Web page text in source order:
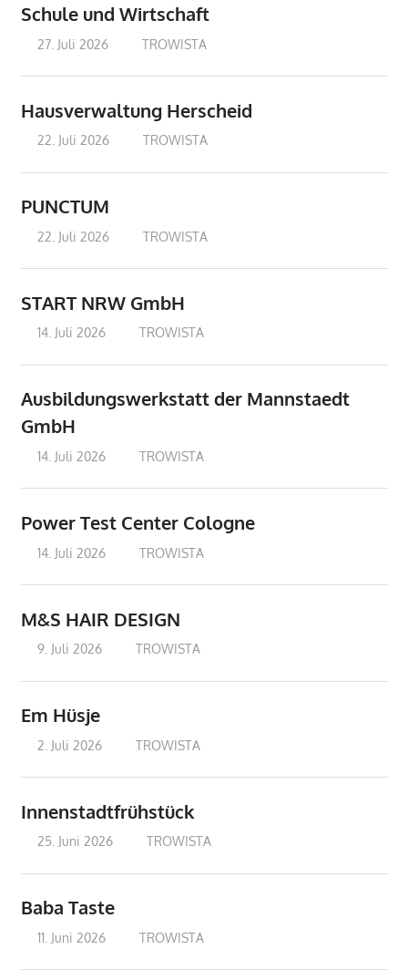
Schule und Wirtschaft
27. Juli 2026 treffpunkt
TROWISTA
Hausverwaltung Herscheid
22. Juli 2026 treffpunkt
TROWISTA
PUNCTUM
22. Juli 2026 treffpunkt
TROWISTA
START NRW GmbH
14. Juli 2026 treffpunkt
TROWISTA
Ausbildungswerkstatt der Mannstaedt
GmbH
14. Juli 2026 treffpunkt
TROWISTA
Power Test Center Cologne
14. Juli 2026 treffpunkt
TROWISTA
M&S HAIR DESIGN
9. Juli 2026 treffpunkt
TROWISTA
Em Hüsje
2. Juli 2026 treffpunkt
TROWISTA
Innenstadtfrühstück
25. Juni 2026 treffpunkt
TROWISTA
Baba Taste
11. Juni 2026 treffpunkt
TROWISTA